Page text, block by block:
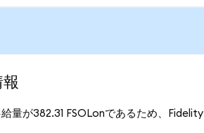
量が382.31 FSOLonであるため、Fidelity